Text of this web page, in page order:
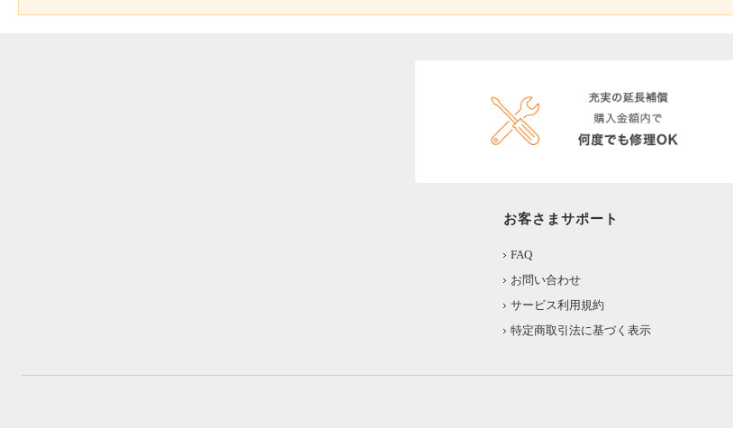
お客さまサポート
FAQ
お問い合わせ
サービス利用規約
特定商取引法に基づく表示